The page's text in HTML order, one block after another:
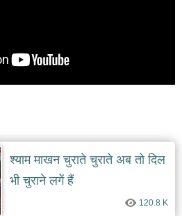
श्याम माखन चुराते चुराते अब तो दिल
भी चुराने लगें हैं
120.8 K